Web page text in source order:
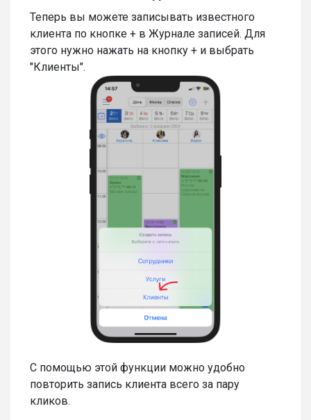
Теперь вы можете записывать известного
клиента по кнопке + в Журнале записей. Для
этого нужно нажать на кнопку + и выбрать
"Клиенты".
С помощью этой функции можно удобно
повторить запись клиента всего за пару
кликов.